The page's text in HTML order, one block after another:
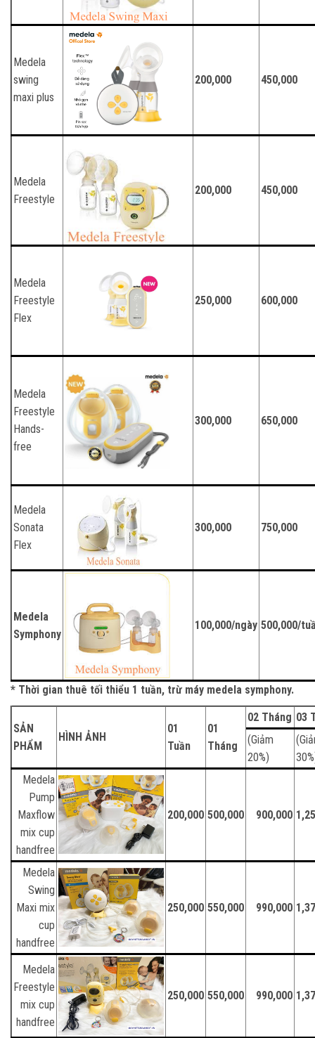
Medela
swing
maxi plus
200,000 450,000
Medela
Freestyle
200,000 450,000
Medela
Freestyle
Flex
250,000 600,000
Medela
Freestyle
Hands-
free
300,000 650,000
Medela
Sonata
Flex
300,000 750,000
Medela
Symphony
100,000/ngày 500,000/
* Thời gian thuê tối thiểu 1 tuần, trừ máy medela symphony.
SẢN
PHẨM
HÌNH ẢNH
01
Tuần
01
Tháng
02 Tháng 03
(Giảm
20%)
Medela
Pump
Maxflow
mix cup
handfree
200,000 500,000 900,000
Medela
Swing
Maxi mix
cup
handfree
250,000 550,000 990,000
Medela
Freestyle
mix cup
handfree
250,000 550,000 990,000